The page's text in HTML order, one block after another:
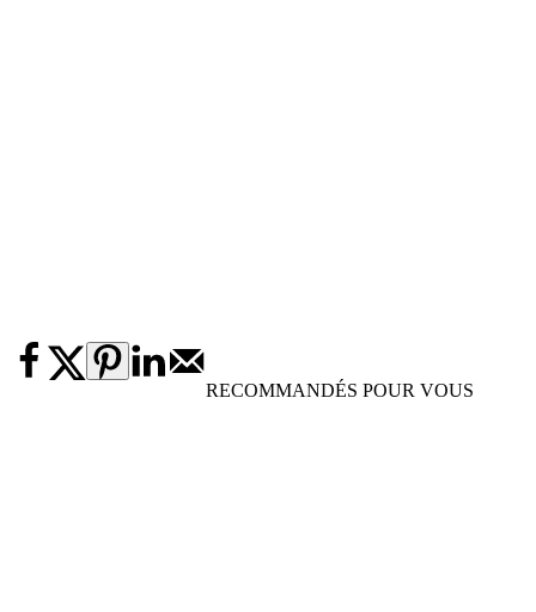
RECOMMANDÉS POUR VOUS